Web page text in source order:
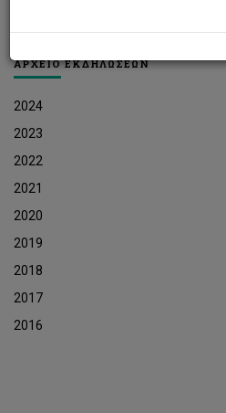
ΑΡΧΕΙΟ ΕΚΔΗΛΩΣΕΩΝ
2024
2023
2022
2021
2020
2019
2018
2017
2016